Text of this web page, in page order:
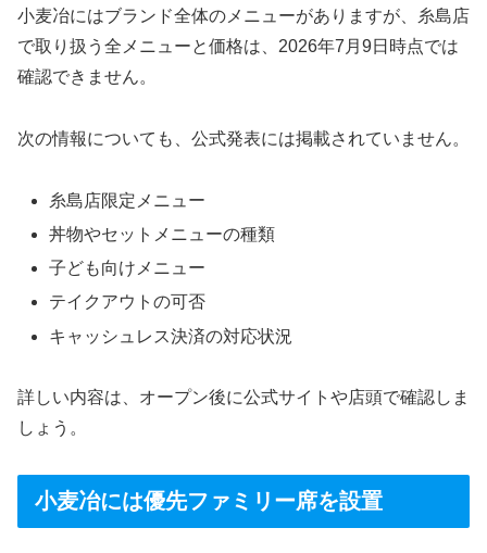
小麦冶にはブランド全体のメニューがありますが、糸島店
で取り扱う全メニューと価格は、2026年7月9日時点では
確認できません。
次の情報についても、公式発表には掲載されていません。
糸島店限定メニュー
丼物やセットメニューの種類
子ども向けメニュー
テイクアウトの可否
キャッシュレス決済の対応状況
詳しい内容は、オープン後に公式サイトや店頭で確認しま
しょう。
小麦冶には優先ファミリー席を設置